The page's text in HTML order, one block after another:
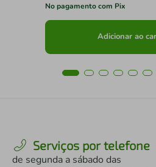
No pagamento com Pix
Adicionar ao
Serviços por telefone
de segunda a sábado das